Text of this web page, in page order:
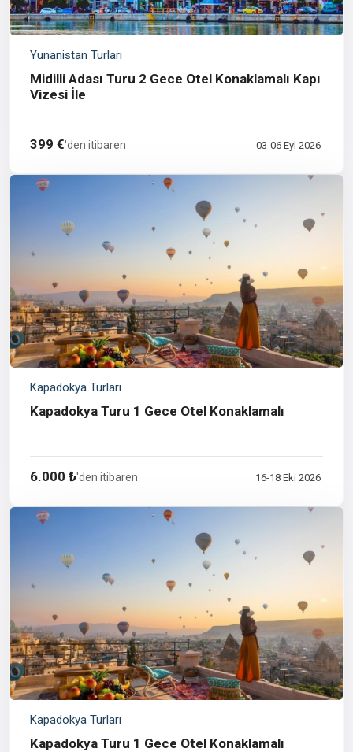
Yunanistan Turları
Midilli Adası Turu 2 Gece Otel Konaklamalı Kapı
Vizesi İle
399 €'den itibaren 03-06 Eyl 2026
Kapadokya Turları
Kapadokya Turu 1 Gece Otel Konaklamalı
6.000 ₺'den itibaren 16-18 Eki 2026
Kapadokya Turları
Kapadokya Turu 1 Gece Otel Konaklamalı